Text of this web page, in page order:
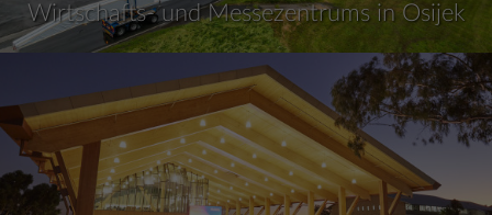
Wirtschafts- und Messezentrums in Osijek